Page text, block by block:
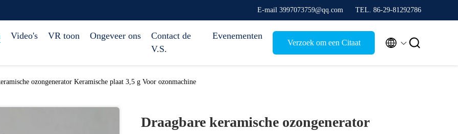
E-mail 3997073759@qq.com TEL. 86-29-81292786
Video's VR toon Ongeveer ons
Contact de
V.S.
Evenementen
Verzoek om een Citaat  
ozongenerator Keramische plaat 3,5 g Voor ozonmachine
Draagbare keramische ozongenerator